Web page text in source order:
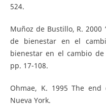
524.
Muñoz de Bustillo, R. 2000
de bienestar en el
bienestar en el cambio
pp. 17-108.
Ohmae, K. 1995 The end
Nueva York.